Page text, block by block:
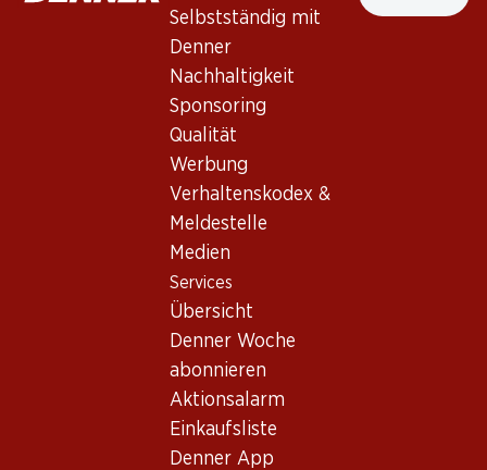
Selbstständig mit
Denner
Nachhaltigkeit
Sponsoring
Qualität
Werbung
Verhaltenskodex &
Meldestelle
Medien
Services
Übersicht
Denner Woche
abonnieren
Aktionsalarm
Einkaufsliste
Denner App
Wissenswertes